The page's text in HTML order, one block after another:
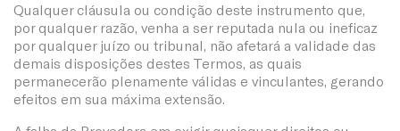
Qualquer cláusula ou condição deste instrumento que,
por qualquer razão, venha a ser reputada nula ou ineficaz
por qualquer juízo ou tribunal, não afetará a validade das
demais disposições destes Termos, as quais
permanecerão plenamente válidas e vinculantes, gerando
efeitos em sua máxima extensão.